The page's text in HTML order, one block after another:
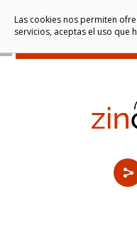
Las cookies nos permiten
servicios, aceptas el uso que